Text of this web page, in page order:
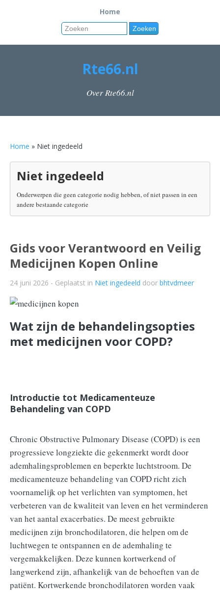
Home
Rte66.nl
Over Rte66.nl
Home » Niet ingedeeld
Niet ingedeeld
Onderwerpen die geen categorie nodig hebben, of niet passen in een
andere bestaande categorie
Gids voor Verantwoord en Veilig
Medicijnen Kopen Online
24 juni 2026 - Geplaatst in Niet ingedeeld door bhtvdmeer
Wat zijn de behandelingsopties
met medicijnen voor COPD?
Introductie tot Medicamenteuze
Behandeling van COPD
Chronic Obstructive Pulmonary Disease (COPD) is een
progressieve longziekte die gekenmerkt wordt door
ademhalingsproblemen en beperkte luchtstroom. De
medicamenteuze behandeling van COPD richt zich
voornamelijk op het verlichten van symptomen, het
verbeteren van de kwaliteit van leven en het verminderen
van het aantal exacerbaties. De meest gebruikte
medicijnen zijn bronchodilatoren, die helpen om de
luchtwegen te ontspannen en de ademhaling te
vergemakkelijken. Deze kunnen kortwerkend of
langwerkend zijn, afhankelijk van de behoeften van de
patiënt. Kortwerkende bronchodilatoren worden vaak